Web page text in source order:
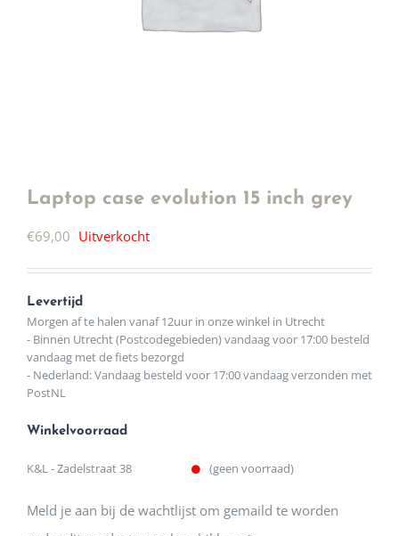
Laptop case evolution 15 inch grey
€69,00 Uitverkocht
Levertijd
Morgen af te halen vanaf 12uur in onze winkel in Utrecht
- Binnen Utrecht (Postcodegebieden) vandaag voor 17:00 besteld
vandaag met de fiets bezorgd
- Nederland: Vandaag besteld voor 17:00 vandaag verzonden met
PostNL
Winkelvoorraad
K&L - Zadelstraat 38 (geen voorraad)
Meld je aan bij de wachtlijst om gemaild te worden